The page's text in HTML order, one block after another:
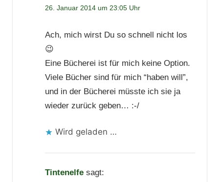
26. Januar 2014 um 23:05 Uhr
Ach, mich wirst Du so schnell nicht los
😉
Eine Bücherei ist für mich keine Option.
Viele Bücher sind für mich “haben will”,
und in der Bücherei müsste ich sie ja
wieder zurück geben… :-/
Wird geladen …
Tintenelfe sagt: